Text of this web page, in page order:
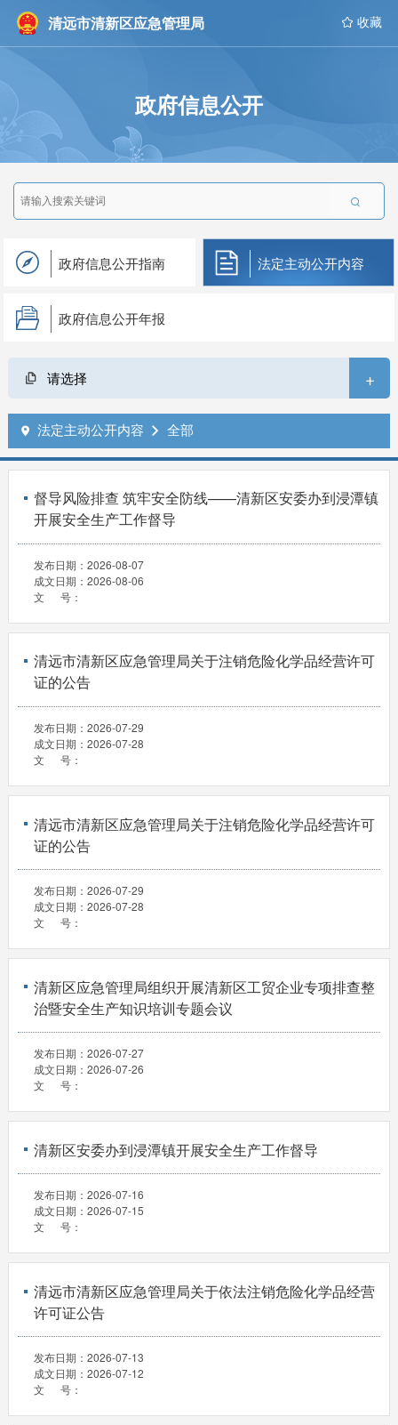
清远市清新区应急管理局  收藏
政府信息公开

政府信息公开指南 法定主动公开内容
政府信息公开年报
请选择 +
 法定主动公开内容  全部
督导风险排查 筑牢安全防线——清新区安委办到浸潭镇
开展安全生产工作督导
发布日期： 2026-08-07
成文日期： 2026-08-06
文 号：
清远市清新区应急管理局关于注销危险化学品经营许可
证的公告
发布日期： 2026-07-29
成文日期： 2026-07-28
文 号：
清远市清新区应急管理局关于注销危险化学品经营许可
证的公告
发布日期： 2026-07-29
成文日期： 2026-07-28
文 号：
清新区应急管理局组织开展清新区工贸企业专项排查整
治暨安全生产知识培训专题会议
发布日期： 2026-07-27
成文日期： 2026-07-26
文 号：
清新区安委办到浸潭镇开展安全生产工作督导
发布日期： 2026-07-16
成文日期： 2026-07-15
文 号：
清远市清新区应急管理局关于依法注销危险化学品经营
许可证公告
发布日期： 2026-07-13
成文日期： 2026-07-12
文 号：